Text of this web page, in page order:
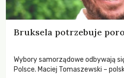
Bruksela potrzebuje
Wybory samorządowe odbywają
Polsce. Maciej Tomaszewski –